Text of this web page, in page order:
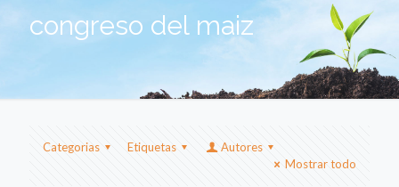
congreso del maiz
Categorias Etiquetas
Autores
Mostrar todo